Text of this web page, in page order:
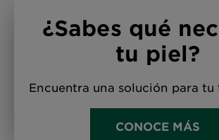
¿Sabes qué
tu piel?
Encuentra una solución para
CONOCE MÁS